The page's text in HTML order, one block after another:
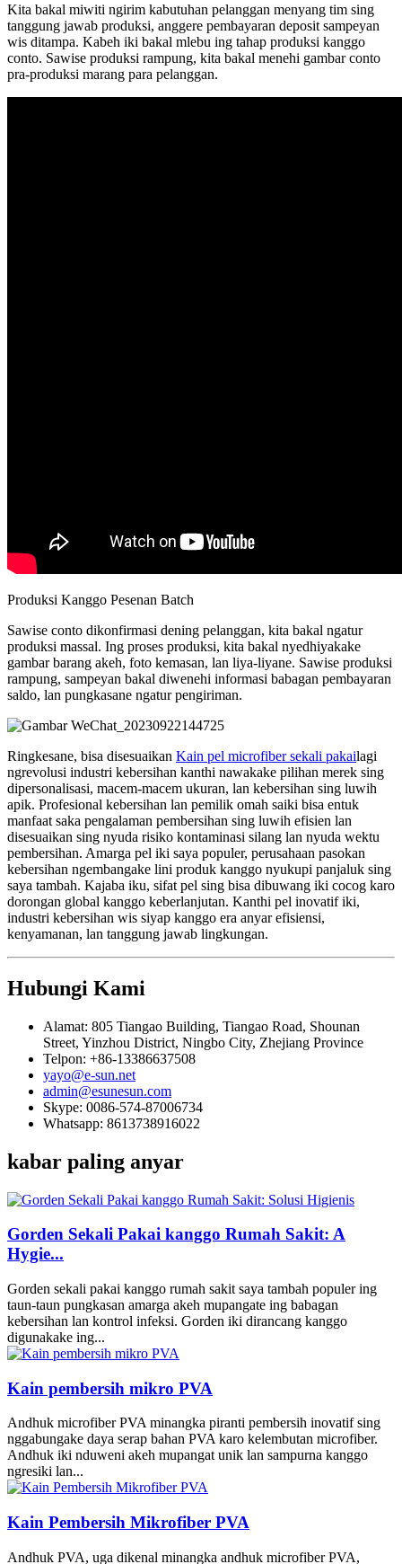
Kita bakal miwiti ngirim kabutuhan pelanggan menyang tim sing
tanggung jawab produksi, anggere pembayaran deposit sampeyan
wis ditampa. Kabeh iki bakal mlebu ing tahap produksi kanggo
conto. Sawise produksi rampung, kita bakal menehi gambar conto
pra-produksi marang para pelanggan.
Produksi Kanggo Pesenan Batch
Sawise conto dikonfirmasi dening pelanggan, kita bakal ngatur
produksi massal. Ing proses produksi, kita bakal nyedhiyakake
gambar barang akeh, foto kemasan, lan liya-liyane. Sawise produksi
rampung, sampeyan bakal diwenehi informasi babagan pembayaran
saldo, lan pungkasane ngatur pengiriman.
Ringkesane, bisa disesuaikan Kain pel microfiber sekali pakailagi
ngrevolusi industri kebersihan kanthi nawakake pilihan merek sing
dipersonalisasi, macem-macem ukuran, lan kebersihan sing luwih
apik. Profesional kebersihan lan pemilik omah saiki bisa entuk
manfaat saka pengalaman pembersihan sing luwih efisien lan
disesuaikan sing nyuda risiko kontaminasi silang lan nyuda wektu
pembersihan. Amarga pel iki saya populer, perusahaan pasokan
kebersihan ngembangake lini produk kanggo nyukupi panjaluk sing
saya tambah. Kajaba iku, sifat pel sing bisa dibuwang iki cocog karo
dorongan global kanggo keberlanjutan. Kanthi pel inovatif iki,
industri kebersihan wis siyap kanggo era anyar efisiensi,
kenyamanan, lan tanggung jawab lingkungan.
Hubungi Kami
Alamat: 805 Tiangao Building, Tiangao Road, Shounan
Street, Yinzhou District, Ningbo City, Zhejiang Province
Telpon: +86-13386637508
yayo@e-sun.net
admin@esunesun.com
Skype: 0086-574-87006734
Whatsapp: 8613738916022
kabar paling anyar
Gorden Sekali Pakai kanggo Rumah Sakit: A
Hygie...
Gorden sekali pakai kanggo rumah sakit saya tambah populer ing
taun-taun pungkasan amarga akeh mupangate ing babagan
kebersihan lan kontrol infeksi. Gorden iki dirancang kanggo
digunakake ing...
Kain pembersih mikro PVA
Andhuk microfiber PVA minangka piranti pembersih inovatif sing
nggabungake daya serap bahan PVA karo kelembutan microfiber.
Andhuk iki nduweni akeh mupangat unik lan sampurna kanggo
ngresiki lan...
Kain Pembersih Mikrofiber PVA
Andhuk PVA, uga dikenal minangka andhuk microfiber PVA,